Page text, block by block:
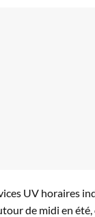
UV horaires
de midi en